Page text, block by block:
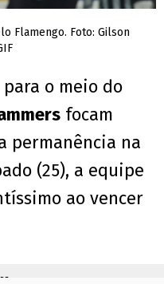
Flamengo. Foto: Gilson
o meio do
focam
permanência na
(25), a equipe
ao vencer